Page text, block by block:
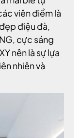
viên điểm là
điệu đà,
cực sáng
nên là sự lựa
nhiên và